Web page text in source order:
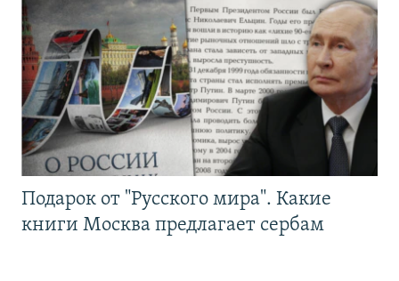
Подарок от "Русского мира". Какие
книги Москва предлагает сербам